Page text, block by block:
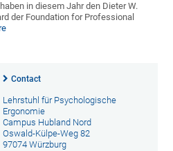
in diesem Jahr den Dieter W.
der Foundation for Professional
Contact
Lehrstuhl für Psychologische
Ergonomie
Campus Hubland Nord
Oswald-Külpe-Weg 82
97074 Würzburg